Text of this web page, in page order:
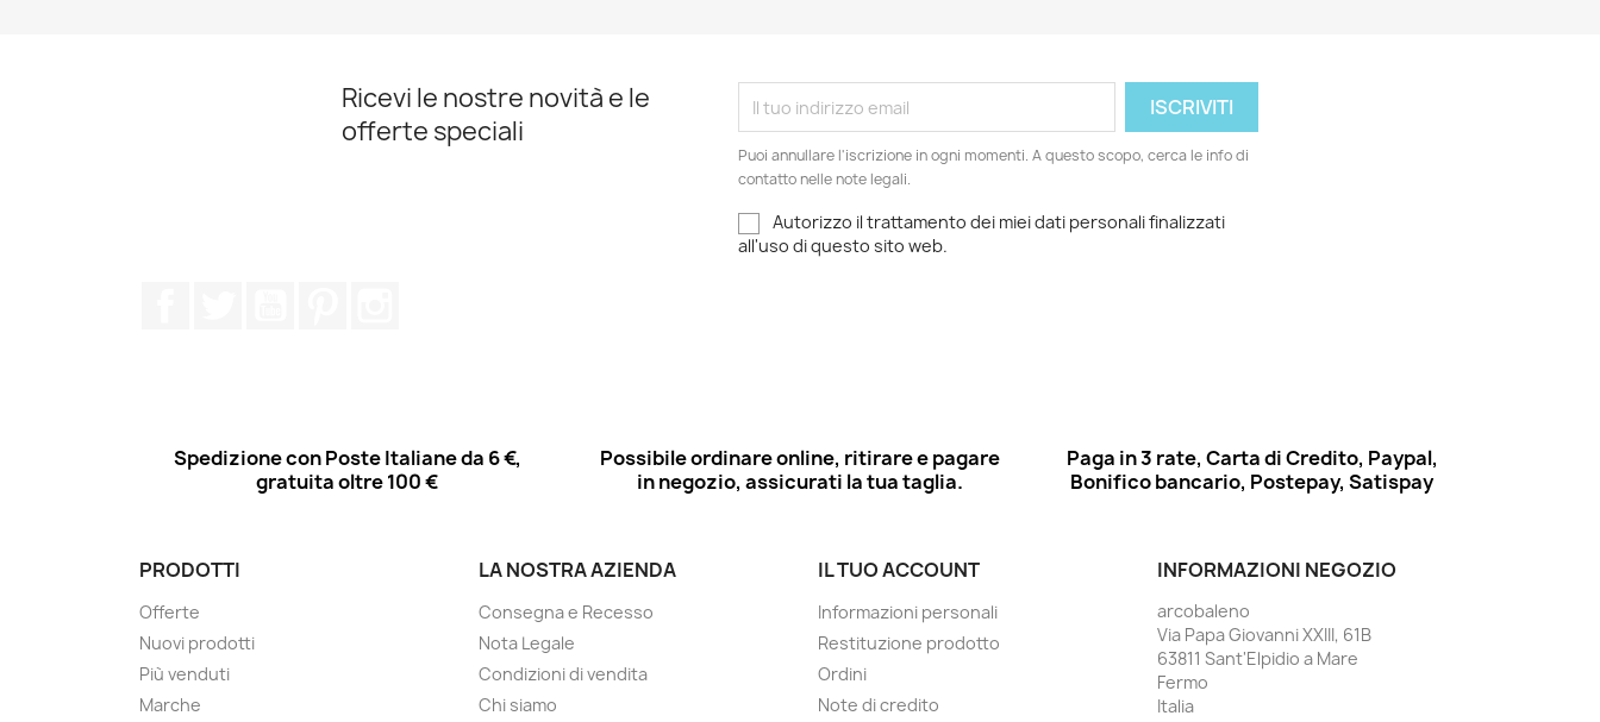
Ricevi le nostre novità e le
offerte speciali
Puoi annullare l'iscrizione in ogni momenti. A questo scopo, cerca le info di
contatto nelle note legali.
Autorizzo il trattamento dei miei dati personali finalizzati
all'uso di questo sito web.
Spedizione con Poste Italiane da 6 €,
gratuita oltre 100 €
Possibile ordinare online, ritirare e pagare
in negozio, assicurati la tua taglia.
Paga in 3 rate, Carta di Credito, Paypal,
Bonifico bancario, Postepay, Satispay
PRODOTTI
Offerte
Nuovi prodotti
Più venduti
Marche
LA NOSTRA AZIENDA
Consegna e Recesso
Nota Legale
Condizioni di vendita
Chi siamo
IL TUO ACCOUNT
Informazioni personali
Restituzione prodotto
Ordini
Note di credito
INFORMAZIONI NEGOZIO
arcobaleno
Via Papa Giovanni XXIII, 61B
63811 Sant'Elpidio a Mare
Fermo
Italia